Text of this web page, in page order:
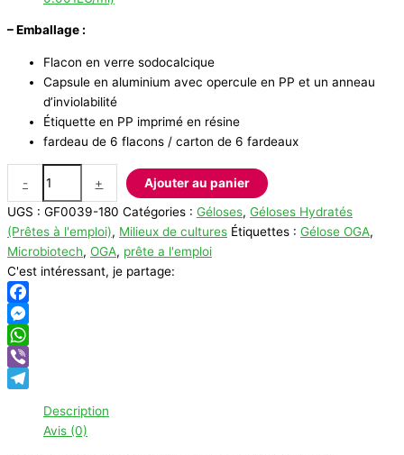
– Emballage :
Flacon en verre sodocalcique
Capsule en aluminium avec opercule en PP et un anneau
d’inviolabilité
Étiquette en PP imprimé en résine
fardeau de 6 flacons / carton de 6 fardeaux
-
Gélose
O.G.A.
(Base)
180ml
+
Ajouter au panier
UGS : GF0039-180 Catégories : Géloses, Géloses Hydratés
(Prêtes à l'emploi), Milieux de cultures Étiquettes : Gélose OGA,
Microbiotech, OGA, prête a l'emploi
C'est intéressant, je partage:
Facebook
Messenger
WhatsApp
Viber
Description
Avis (0)